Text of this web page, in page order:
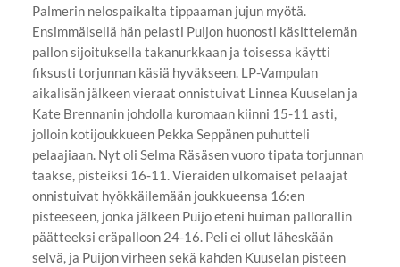
Palmerin nelospaikalta tippaaman jujun myötä.
Ensimmäisellä hän pelasti Puijon huonosti käsittelemän
pallon sijoituksella takanurkkaan ja toisessa käytti
fiksusti torjunnan käsiä hyväkseen. LP-Vampulan
aikalisän jälkeen vieraat onnistuivat Linnea Kuuselan ja
Kate Brennanin johdolla kuromaan kiinni 15-11 asti,
jolloin kotijoukkueen Pekka Seppänen puhutteli
pelaajiaan. Nyt oli Selma Räsäsen vuoro tipata torjunnan
taakse, pisteiksi 16-11. Vieraiden ulkomaiset pelaajat
onnistuivat hyökkäilemään joukkueensa 16:en
pisteeseen, jonka jälkeen Puijo eteni huiman pallorallin
päätteeksi eräpalloon 24-16. Peli ei ollut läheskään
selvä, ja Puijon virheen sekä kahden Kuuselan pisteen